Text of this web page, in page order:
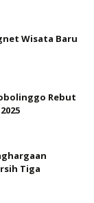
Wisata Baru
Rebut
Tiga